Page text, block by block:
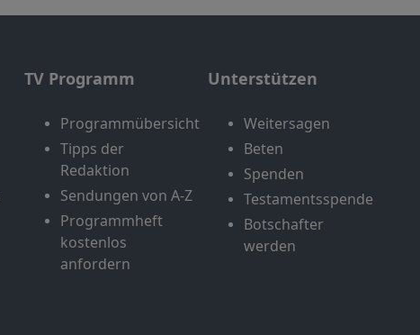
TV Programm
Programmübersicht
Tipps der
Redaktion
Sendungen von A-Z
Programmheft
kostenlos
anfordern
Unterstützen
Weitersagen
Beten
Spenden
Testamentsspende
Botschafter
werden